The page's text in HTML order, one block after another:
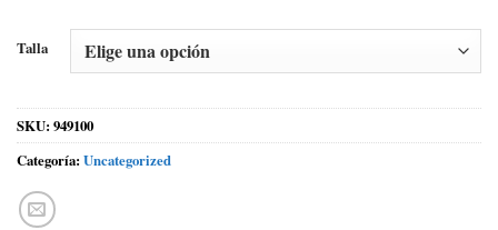
Talla
SKU: 949100
Categoría: Uncategorized